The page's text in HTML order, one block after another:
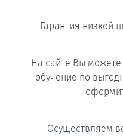
Гарантия низкой
На сайте Вы можете
обучение по
Осуществляем